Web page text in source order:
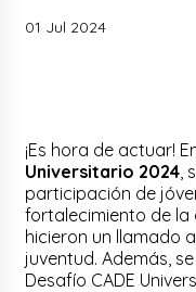
01 Jul 2024
¡Es hora de actuar!
Universitario 2024
participación de
fortalecimiento de la
hicieron un llamado
juventud. Además,
Desafío CADE